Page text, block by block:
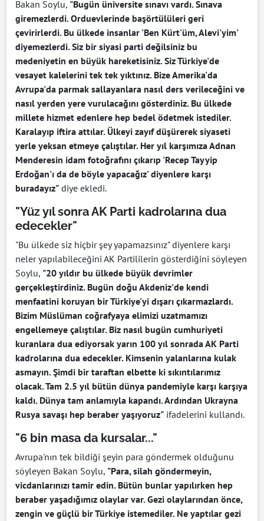
Bakan Soylu, "Bugün üniversite sınavı vardı. Sınava
giremezlerdi. Orduevlerinde başörtülüleri geri
çevirirlerdi. Bu ülkede insanlar 'Ben Kürt'üm, Alevi'yim'
diyemezlerdi. Siz bir siyasi parti değilsiniz bu
medeniyetin en büyük hareketisiniz. Siz Türkiye'de
vesayet kalelerini tek tek yıktınız. Bize Amerika'da
Avrupa'da parmak sallayanlara nasıl ders verileceğini ve
nasıl yerden yere vurulacağını gösterdiniz. Bu ülkede
millete hizmet edenlere hep bedel ödetmek istediler.
Karalayıp iftira attılar. Ülkeyi zayıf düşürerek siyaseti
yerle yeksan etmeye çalıştılar. Her yıl karşımıza Adnan
Menderesin idam fotoğrafını çıkarıp 'Recep Tayyip
Erdoğan'ı da de böyle yapacağız' diyenlere karşı
buradayız" diye ekledi.
"Yüz yıl sonra AK Parti kadrolarına dua
edecekler"
"Bu ülkede siz hiçbir şey yapamazsınız" diyenlere karşı
neler yapılabileceğini AK Partililerin gösterdiğini söyleyen
Soylu, "20 yıldır bu ülkede büyük devrimler
gerçekleştirdiniz. Bugün doğu Akdeniz'de kendi
menfaatini koruyan bir Türkiye'yi dışarı çıkarmazlardı.
Bizim Müslüman coğrafyaya elimizi uzatmamızı
engellemeye çalıştılar. Biz nasıl bugün cumhuriyeti
kuranlara dua ediyorsak yarın 100 yıl sonrada AK Parti
kadrolarına dua edecekler. Kimsenin yalanlarına kulak
asmayın. Şimdi bir taraftan elbette ki sıkıntılarımız
olacak. Tam 2.5 yıl bütün dünya pandemiyle karşı karşıya
kaldı. Dünya tam anlamıyla kapandı. Ardından Ukrayna
Rusya savaşı hep beraber yaşıyoruz" ifadelerini kullandı.
"6 bin masa da kursalar..."
Avrupa'nın tek bildiği şeyin para göndermek olduğunu
söyleyen Bakan Soylu, "Para, silah göndermeyin,
vicdanlarınızı tamir edin. Bütün bunlar yapılırken hep
beraber yaşadığımız olaylar var. Gezi olaylarından önce,
zengin ve güçlü bir Türkiye istemediler. Ne yaptılar gezi